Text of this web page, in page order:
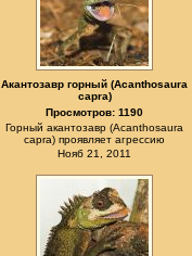
Акантозавр горный (Acanthosaura
capra)
Просмотров: 1190
Горный акантозавр (Acanthosaura
capra) проявляет агрессию
Нояб 21, 2011